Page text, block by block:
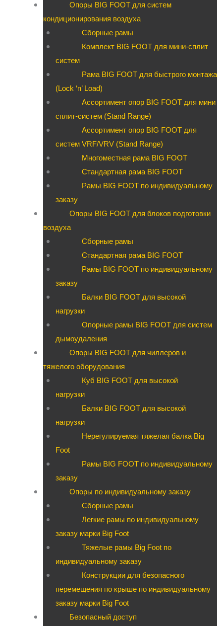
Опоры BIG FOOT для систем
кондиционирования воздуха
Сборные рамы
Комплект BIG FOOT для мини-сплит
систем
Рама BIG FOOT для быстрого монтажа
(Lock ‘n’ Load)
Ассортимент опор BIG FOOT для мини
сплит-систем (Stand Range)
Ассортимент опор BIG FOOT для
систем VRF/VRV (Stand Range)
Многоместная рама BIG FOOT
Стандартная рама BIG FOOT
Рамы BIG FOOT по индивидуальному
заказу
Опоры BIG FOOT для блоков подготовки
воздуха
Сборные рамы
Стандартная рама BIG FOOT
Рамы BIG FOOT по индивидуальному
заказу
Балки BIG FOOT для высокой
нагрузки
Опорные рамы BIG FOOT для систем
дымоудаления
Опоры BIG FOOT для чиллеров и
тяжелого оборудования
Куб BIG FOOT для высокой
нагрузки
Балки BIG FOOT для высокой
нагрузки
Нерегулируемая тяжелая балка Big
Foot
Рамы BIG FOOT по индивидуальному
заказу
Опоры по индивидуальному заказу
Сборные рамы
Легкие рамы по индивидуальному
заказу марки Big Foot
Тяжелые рамы Big Foot по
индивидуальному заказу
Конструкции для безопасного
перемещения по крыше по индивидуальному
заказу марки Big Foot
Безопасный доступ